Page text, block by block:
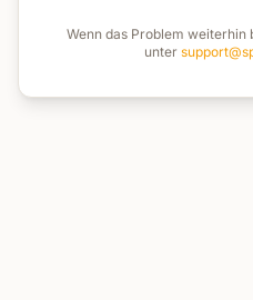
Wenn das Problem weiterhin
unter